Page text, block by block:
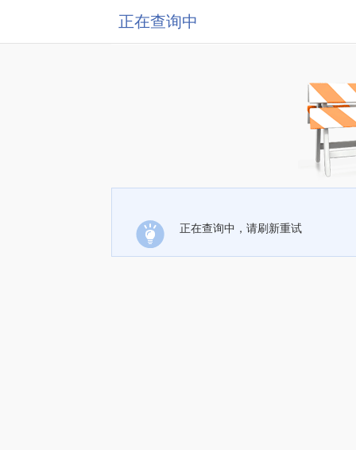
正在查询中
正在查询中，请刷新重试